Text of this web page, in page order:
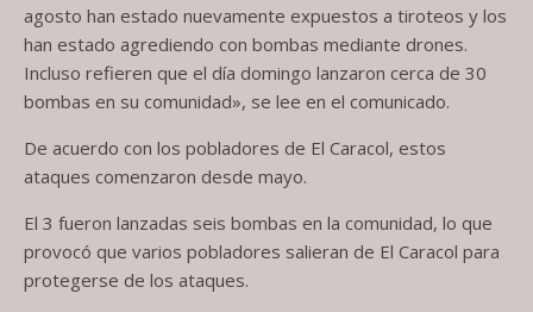
agosto han estado nuevamente expuestos a tiroteos y los
han estado agrediendo con bombas mediante drones.
Incluso refieren que el día domingo lanzaron cerca de 30
bombas en su comunidad», se lee en el comunicado.
De acuerdo con los pobladores de El Caracol, estos
ataques comenzaron desde mayo.
El 3 fueron lanzadas seis bombas en la comunidad, lo que
provocó que varios pobladores salieran de El Caracol para
protegerse de los ataques.